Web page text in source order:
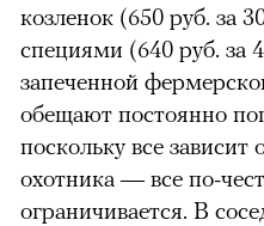
козленок (650 руб. за
специями (640 руб. за
запеченной
обещают постоянно
поскольку все зависит
охотника — все по-
ограничивается. В